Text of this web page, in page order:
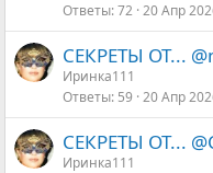
Ответы 72 20 Апр
СЕКРЕТЫ ОТ...
Иринка111
Ответы 59 20 Апр
СЕКРЕТЫ ОТ...
Иринка111